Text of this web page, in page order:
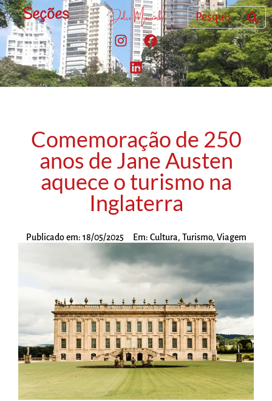
Seções
Comemoração de 250
anos de Jane Austen
aquece o turismo na
Inglaterra
Publicado em: 18/05/2025 Em: Cultura, Turismo, Viagem